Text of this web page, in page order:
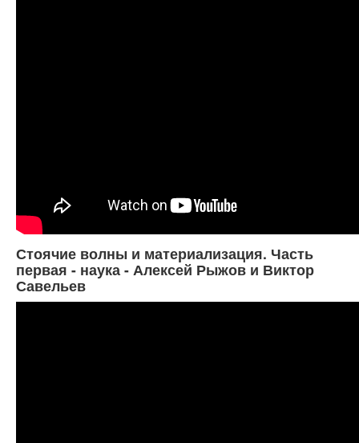
Стоячие волны и материализация. Часть
первая - наука - Алексей Рыжов и Виктор
Савельев